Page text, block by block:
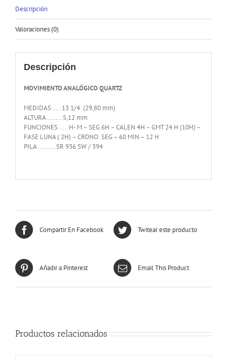
Descripción
Valoraciones (0)
Descripción
MOVIMIENTO ANALÓGICO QUARTZ
MEDIDAS …..13 1/4 (29,80 mm)
ALTURA …….. 5,12 mm
FUNCIONES …. H- M – SEG 6H – CALEN 4H – GMT 24 H (10H) –
FASE LUNA ( 2H) – CRONO SEG – 60 MIN – 12 H
PILA ……….SR 936 SW / 394
Compartir En Facebook Twitear este producto
Añadir a Pinterest Email This Product
Productos relacionados